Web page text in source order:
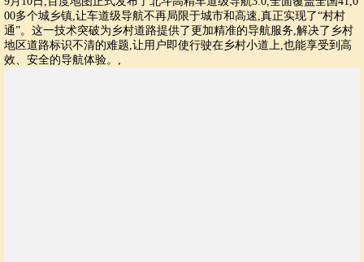
00多个城乡镇,让车道级导航不再局限于城市和高速,真正实现了“村村
通”。这一技术突破为乡村道路提供了更加精准的导航服务,解决了乡村
地区道路标识不清的难题,让用户即使行驶在乡村小道上,也能享受到高
效、安全的导航体验。,